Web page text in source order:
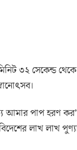
৩২ সেকেন্ড
আমার পাপ হরণ
লাখ লাখ